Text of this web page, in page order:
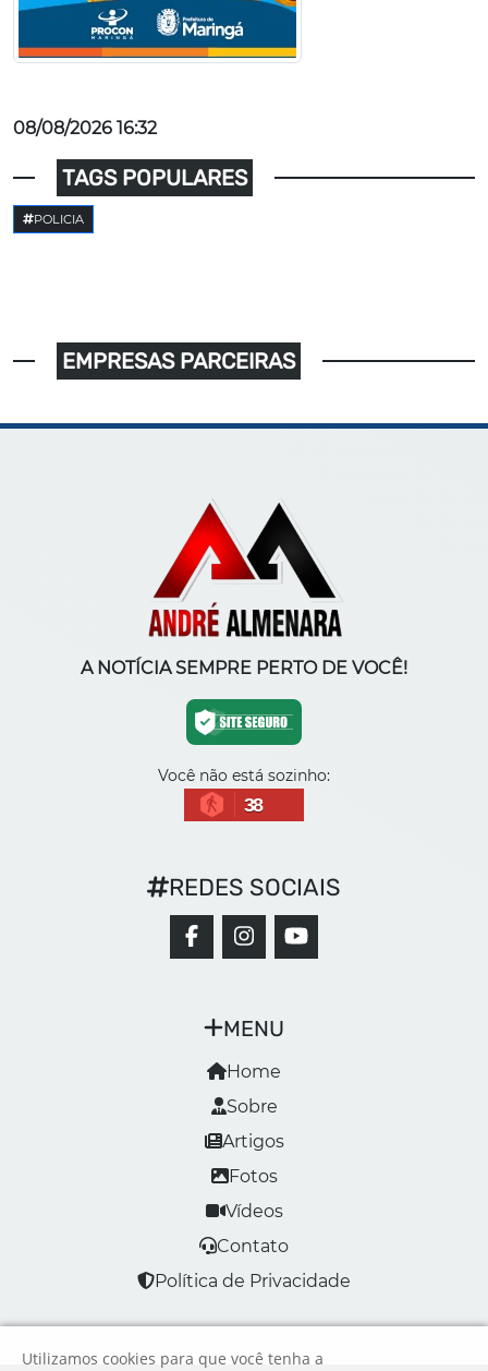
08/08/2026 16:32
TAGS POPULARES
POLICIA
EMPRESAS PARCEIRAS
A NOTÍCIA SEMPRE PERTO DE VOCÊ!
Você não está sozinho:
38
MENU
Home
Sobre
Artigos
Fotos
Vídeos
Contato
Política de Privacidade
REDES SOCIAIS
Utilizamos cookies para que você tenha a